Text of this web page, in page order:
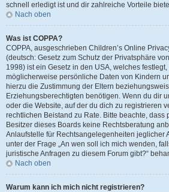
schnell erledigt ist und dir zahlreiche Vorteile
Nach oben
Was ist COPPA?
COPPA, ausgeschrieben Children’s Online
(deutsch: Gesetz zum Schutz der Privatsphäre
1998) ist ein Gesetz in den USA, welches
möglicherweise persönliche Daten von Kindern
hierzu die Zustimmung der Eltern
Erziehungsberechtigten benötigen. Wenn du dir
oder die Website, auf der du dich zu registrieren
rechtlichen Beistand zu Rate. Bitte beachte, dass
Besitzer dieses Boards keine Rechtsberatung
Anlaufstelle für Rechtsangelegenheiten jeglicher
unter der Frage „An wen soll ich mich wenden,
juristische Anfragen zu diesem Forum gibt?“
Nach oben
Warum kann ich mich nicht registrieren?